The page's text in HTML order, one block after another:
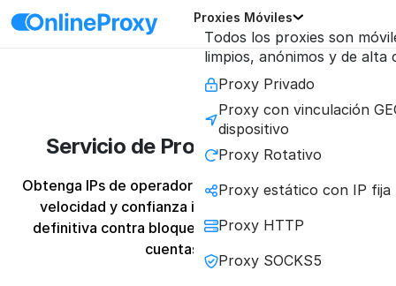
Proxies Móviles
Todos los proxies son
limpios, anónimos y de alta
Proxy Privado
Proxy con vinculación
dispositivo
Proxy Rotativo
Proxy estático con IP fija
Proxy HTTP
Proxy SOCKS5
Servicio de Proxy Móvil Rápido
Obtenga IPs de operadores móviles reales para una
velocidad y confianza inigualables. La solución
definitiva contra bloqueos y para una gestión de
cuentas segura.